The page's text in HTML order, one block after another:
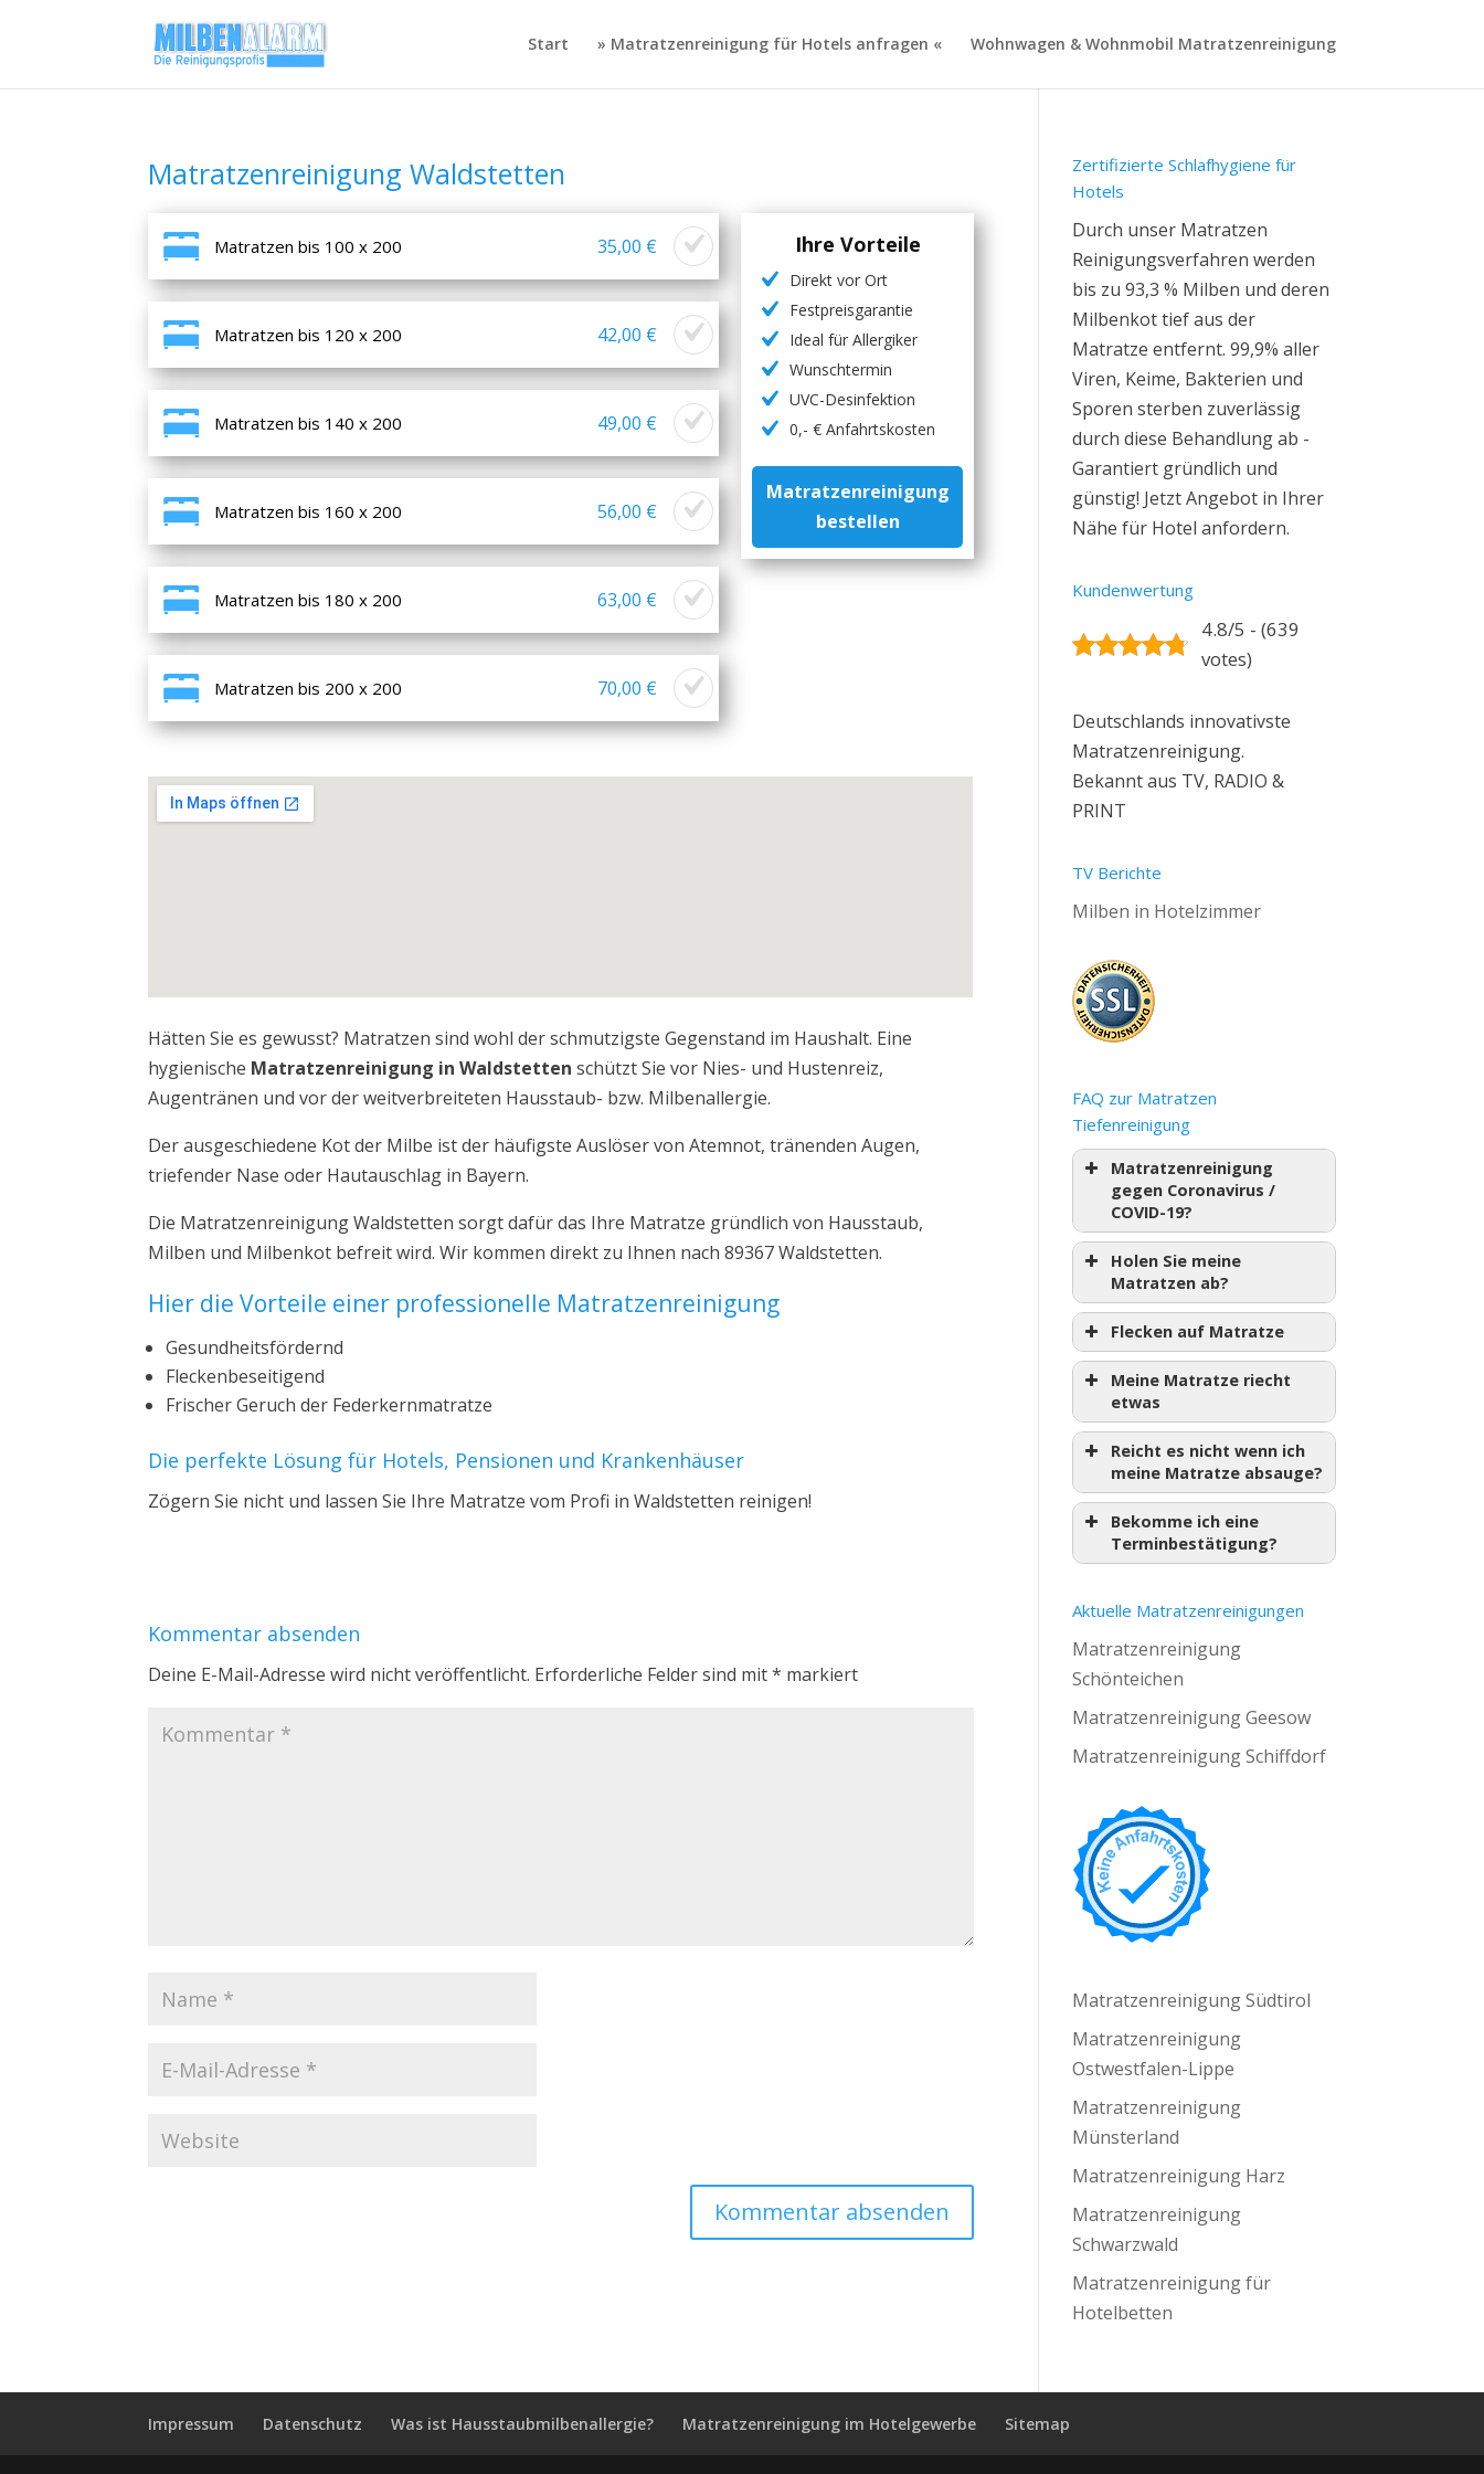
Start » Matratzenreinigung für Hotels anfragen « Wohnwagen & Wohnmobil Matratzenreinigung
Matratzenreinigung Waldstetten
Matratzen bis 100 x 200 35,00 €
Matratzen bis 120 x 200 42,00 €
Matratzen bis 140 x 200 49,00 €
Matratzen bis 160 x 200 56,00 €
Matratzen bis 180 x 200 63,00 €
Matratzen bis 200 x 200 70,00 €
Ihre Vorteile
Direkt vor Ort
Festpreisgarantie
Ideal für Allergiker
Wunschtermin
UVC-Desinfektion
0,- € Anfahrtskosten
Matratzenreinigung
bestellen
Hätten Sie es gewusst? Matratzen sind wohl der schmutzigste Gegenstand im Haushalt. Eine
hygienische Matratzenreinigung in Waldstetten schützt Sie vor Nies- und Hustenreiz,
Augentränen und vor der weitverbreiteten Hausstaub- bzw. Milbenallergie.
Der ausgeschiedene Kot der Milbe ist der häufigste Auslöser von Atemnot, tränenden Augen,
triefender Nase oder Hautauschlag in Bayern.
Die Matratzenreinigung Waldstetten sorgt dafür das Ihre Matratze gründlich von Hausstaub,
Milben und Milbenkot befreit wird. Wir kommen direkt zu Ihnen nach 89367 Waldstetten.
Hier die Vorteile einer professionelle Matratzenreinigung
Gesundheitsfördernd
Fleckenbeseitigend
Frischer Geruch der Federkernmatratze
Die perfekte Lösung für Hotels, Pensionen und Krankenhäuser
Zögern Sie nicht und lassen Sie Ihre Matratze vom Profi in Waldstetten reinigen!
Kommentar absenden
Deine E-Mail-Adresse wird nicht veröffentlicht. Erforderliche Felder sind mit* markiert
Zertifizierte Schlafhygiene für
Hotels
Durch unser Matratzen
Reinigungsverfahren werden
bis zu 93,3 % Milben und deren
Milbenkot tief aus der
Matratze entfernt. 99,9% aller
Viren, Keime, Bakterien und
Sporen sterben zuverlässig
durch diese Behandlung ab -
Garantiert gründlich und
günstig! Jetzt Angebot in Ihrer
Nähe für Hotel anfordern.
Kundenwertung
4.8/5 - (639
votes)
Deutschlands innovativste
Matratzenreinigung.
Bekannt aus TV, RADIO &
PRINT
TV Berichte
Milben in Hotelzimmer
FAQ zur Matratzen
Tiefenreinigung
Matratzenreinigung
gegen Coronavirus /
COVID-19?
Holen Sie meine
Matratzen ab?
Flecken auf Matratze
Meine Matratze riecht
etwas
Reicht es nicht wenn ich
meine Matratze absauge?
Bekomme ich eine
Terminbestätigung?
Aktuelle Matratzenreinigungen
Matratzenreinigung
Schönteichen
Matratzenreinigung Geesow
Matratzenreinigung Schiffdorf
Matratzenreinigung Südtirol
Matratzenreinigung
Ostwestfalen-Lippe
Matratzenreinigung
Münsterland
Matratzenreinigung Harz
Matratzenreinigung
Schwarzwald
Matratzenreinigung für
Hotelbetten
Impressum Datenschutz Was ist Hausstaubmilbenallergie? Matratzenreinigung im Hotelgewerbe Sitemap